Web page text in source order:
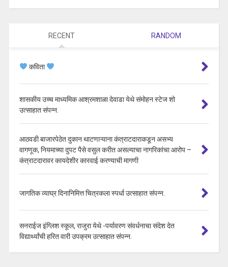
RECENT RANDOM
कविता
शासकीय उच्च माध्यमिक आश्रमशाळा देवाडा येथे संमोहन स्टेज शो
उत्साहात संपन्न.
आठवडी बाजारपेठेत दुकान थाटणाऱ्याना कंत्राटदाराकडून असभ्य
वागणूक, नियमाच्या दुपट पैसे वसुल करीत असल्याचा नागरिकांचा आरोप –
कंत्राटदारावर कायदेशीर कारवाई करण्याची मागणी
जागतिक व्याघ्र दिनानिमित्त चित्रकला स्पर्धा उत्साहात संपन्न.
सनराईज इंग्लिश स्कूल, राजुरा येथे -पर्यावरण संवर्धनाचा संदेश देत
विद्यार्थ्यांची हरित वारी उपक्रम उत्साहात संपन्न.